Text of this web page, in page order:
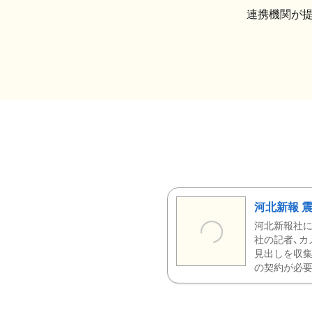
連携機関が
河北新報
河北新報社
社の記者、
見出しを収
の契約が必要